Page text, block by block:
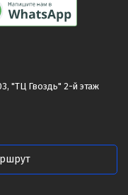
"ТЦ Гвоздь" 2-й этаж